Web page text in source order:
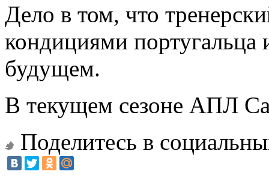
Дело в том, что
кондициями португальца
будущем.
В текущем сезоне АПЛ
Поделитесь в